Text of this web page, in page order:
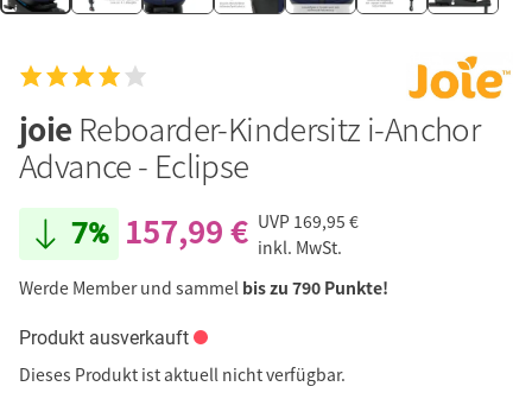
joie Reboarder-Kindersitz i-Anchor
Advance - Eclipse
7% 157,99 € UVP 169,95 €
inkl. MwSt.
Werde Member und sammel bis zu 790 Punkte!
Produkt ausverkauft
Dieses Produkt ist aktuell nicht verfügbar.